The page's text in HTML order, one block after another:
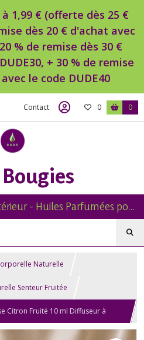
1,99 € (offerte dès 25 €
dès 20 € d'achat avec
% de remise dès 30 €
+ 30 % de remise
le code DUDE40
Contact 0 0
Sprays d'Ambiance et d'Intérieur - Huiles Parfumées pour Diffuseur -Diffuseur Voiture - Bougies Naturelles Parfumées - Brumes de Linge -
Naturelle
Senteur Fruitée
Citron Fruité 10 ml Diffuseur à
Poignets Cadeau Beauté bien